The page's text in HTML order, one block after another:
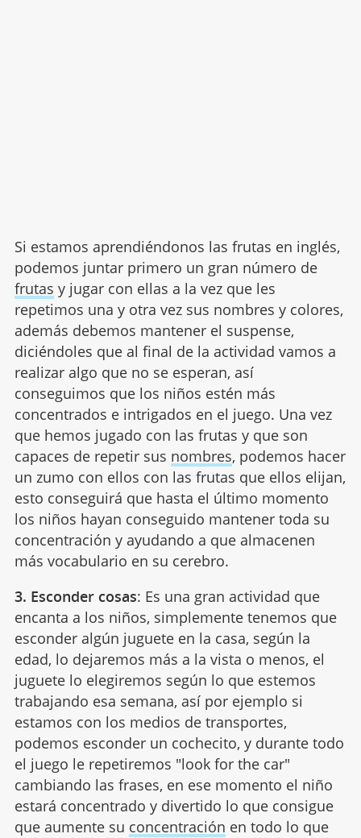
Si estamos aprendiéndonos las frutas en inglés,
podemos juntar primero un gran número de
frutas y jugar con ellas a la vez que les
repetimos una y otra vez sus nombres y colores,
además debemos mantener el suspense,
diciéndoles que al final de la actividad vamos a
realizar algo que no se esperan, así
conseguimos que los niños estén más
concentrados e intrigados en el juego. Una vez
que hemos jugado con las frutas y que son
capaces de repetir sus nombres, podemos hacer
un zumo con ellos con las frutas que ellos elijan,
esto conseguirá que hasta el último momento
los niños hayan conseguido mantener toda su
concentración y ayudando a que almacenen
más vocabulario en su cerebro.
3. Esconder cosas: Es una gran actividad que
encanta a los niños, simplemente tenemos que
esconder algún juguete en la casa, según la
edad, lo dejaremos más a la vista o menos, el
juguete lo elegiremos según lo que estemos
trabajando esa semana, así por ejemplo si
estamos con los medios de transportes,
podemos esconder un cochecito, y durante todo
el juego le repetiremos "look for the car"
cambiando las frases, en ese momento el niño
estará concentrado y divertido lo que consigue
que aumente su concentración en todo lo que